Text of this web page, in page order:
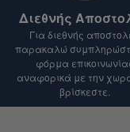
Είμαστε στη
διευκρίνιση.
Διεθνής
Για διεθνής
παρακαλώ
φόρμα
αναφορικά με την
βρίσκεστε.